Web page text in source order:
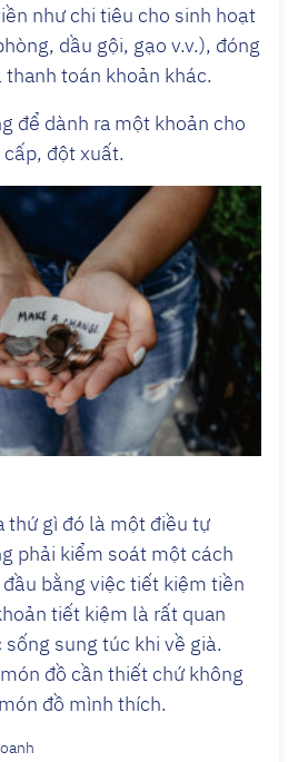
như chi tiêu cho sinh hoạt
dầu gội, gạo v.v.), đóng
toán khoản khác.
để dành ra một khoản cho
đột xuất.
thứ gì đó là một điều tự
phải kiểm soát một cách
bằng việc tiết kiệm tiền
tiết kiệm là rất quan
sung túc khi về già.
đồ cần thiết chứ không
đồ mình thích.